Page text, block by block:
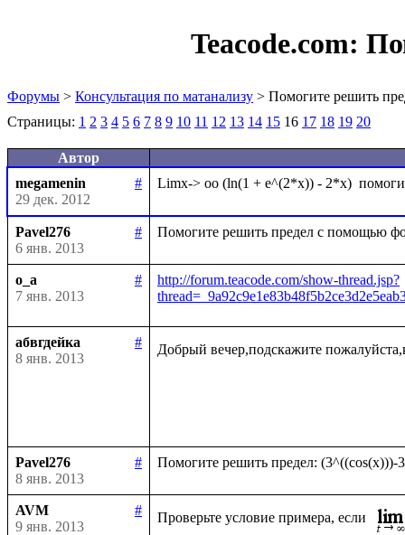
Teacode.com:
Форумы > Консультация по матанализу > Помогите решить
Страницы: 1 2 3 4 5 6 7 8 9 10 11 12 13 14 15 16 17 18 19 20
Автор
megamenin
#
29 дек. 2012
Pavel276
#
6 янв. 2013
o_a
#
7 янв. 2013
http://forum.teacode.com/show-thread.jsp?
абвгдейка
#
8 янв. 2013
Добрый вечер,подскажите
Pavel276
#
8 янв. 2013
AVM
#
9 янв. 2013
Проверьте условие примера, если